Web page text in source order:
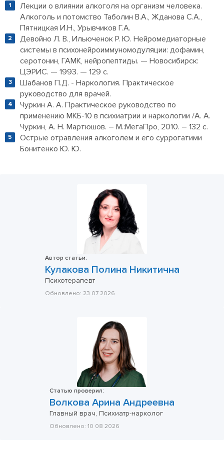
Лекции о влиянии алкоголя на организм человека.
Алкоголь и потомство Таболин В.А., Жданова С.А.,
Пятницкая И.Н., Урывчиков Г.А.
Девойно Л. В., Ильюченок Р. Ю. Нейромедиаторные
системы в психонейроиммуномодуляции: дофамин,
серотонин, ГАМК, нейропептиды. — Новосибирск:
ЦЭРИС. — 1993. — 129 с.
Шабанов П.Д. - Наркология. Практическое
руководство для врачей.
Чуркин А. А. Практическое руководство по
применению МКБ-10 в психиатрии и наркологии /А. А.
Чуркин, А. Н. Мартюшов. – М.:МегаПро, 2010. – 132 с.
Острые отравления алкоголем и его суррогатими
Бонитенко Ю. Ю.
Автор статьи:
Кулакова Полина Никитична
Психотерапевт
Обновлено: 23 07 2026
Статью проверил:
Волкова Арина Андреевна
Главный врач, Психиатр-нарколог
Обновлено: 10 08 2026